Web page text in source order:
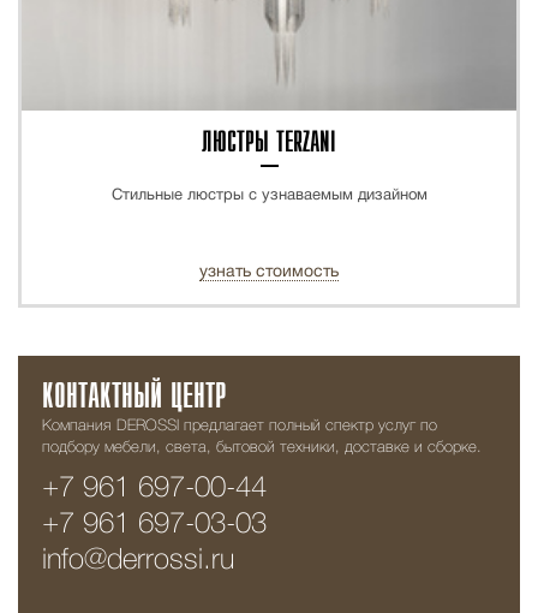
ЛЮСТРЫ TERZANI
Стильные люстры с узнаваемым дизайном
узнать стоимость
КОНТАКТНЫЙ ЦЕНТР
Компания DEROSSI предлагает полный спектр услуг по
подбору мебели, света, бытовой техники, доставке и сборке.
+7 961 697-00-44
+7 961 697-03-03
info@derrossi.ru